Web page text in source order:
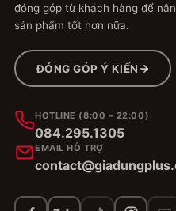
đóng góp từ khách hàng để
sản phẩm tốt hơn nữa.
ĐÓNG GÓP Ý KIẾN
HOTLINE (8:00 – 22:00)
084.295.1305
EMAIL HỖ TRỢ